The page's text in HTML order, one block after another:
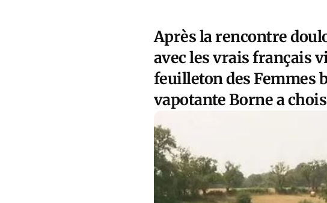
Après la rencontre
avec les vrais français
feuilleton des Femmes
vapotante Borne a